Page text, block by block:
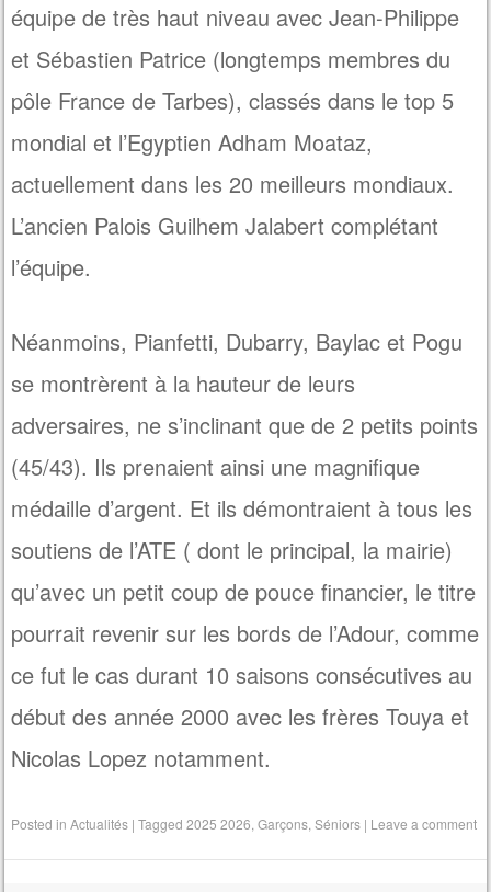
équipe de très haut niveau avec Jean-Philippe
et Sébastien Patrice (longtemps membres du
pôle France de Tarbes), classés dans le top 5
mondial et l’Egyptien Adham Moataz,
actuellement dans les 20 meilleurs mondiaux.
L’ancien Palois Guilhem Jalabert complétant
l’équipe.
Néanmoins, Pianfetti, Dubarry, Baylac et Pogu
se montrèrent à la hauteur de leurs
adversaires, ne s’inclinant que de 2 petits points
(45/43). Ils prenaient ainsi une magnifique
médaille d’argent. Et ils démontraient à tous les
soutiens de l’ATE ( dont le principal, la mairie)
qu’avec un petit coup de pouce financier, le titre
pourrait revenir sur les bords de l’Adour, comme
ce fut le cas durant 10 saisons consécutives au
début des année 2000 avec les frères Touya et
Nicolas Lopez notamment.
Posted inActualités |Tagged2025 2026,Garçons,Séniors | Leave a comment